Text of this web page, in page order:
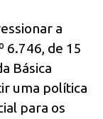
a
6.746, de 15
Básica
uma política
para os